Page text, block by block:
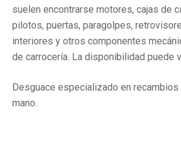
suelen encontrarse motores, cajas de
pilotos, puertas, paragolpes,
interiores y otros componentes
de carrocería. La disponibilidad puede
Desguace especializado en recambios
mano.